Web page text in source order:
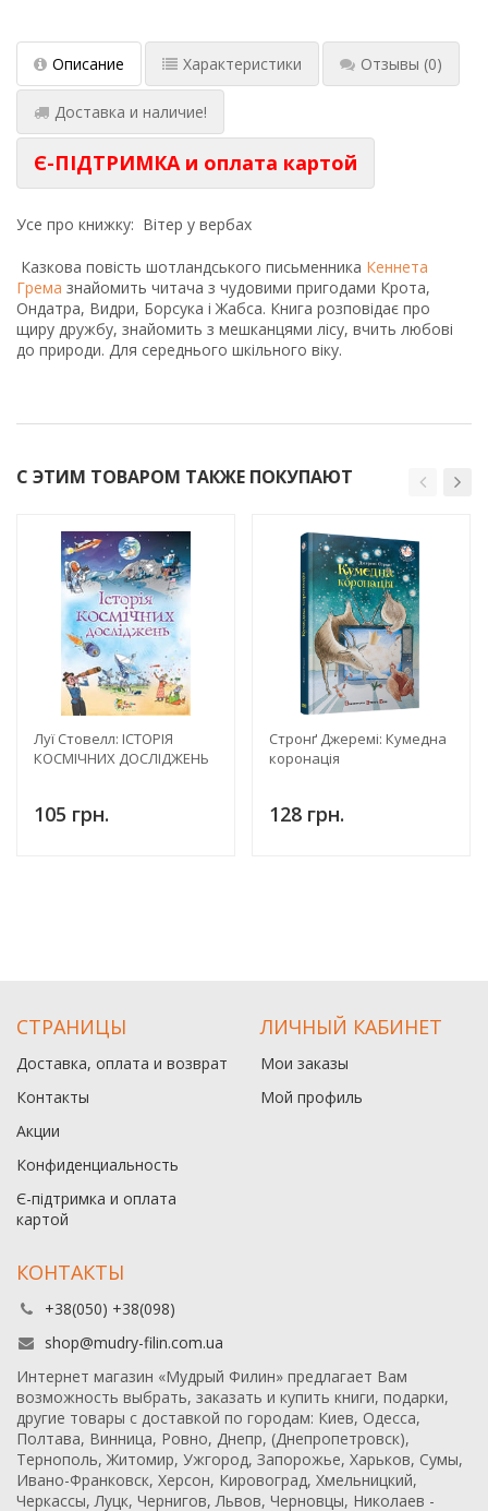
Описание Характеристики Отзывы (0)
Доставка и наличие!
Є-ПІДТРИМКА и оплата картой
Усе про книжку: Вітер у вербах
Казкова повість шотландського письменника Кеннета
Грема знайомить читача з чудовими пригодами Крота,
Ондатра, Видри, Борсука і Жабса. Книга розповідає про
щиру дружбу, знайомить з мешканцями лісу, вчить любові
до природи. Для середнього шкільного віку.
С ЭТИМ ТОВАРОМ ТАКЖЕ ПОКУПАЮТ
Луї Стовелл: ІСТОРІЯ
КОСМІЧНИХ ДОСЛІДЖЕНЬ
105 грн.
Стронґ Джеремі: Кумедна
коронація
128 грн.
СТРАНИЦЫ
Доставка, оплата и возврат
Контакты
Акции
Конфиденциальность
Є-підтримка и оплата
картой
ЛИЧНЫЙ КАБИНЕТ
Мои заказы
Мой профиль
КОНТАКТЫ
+38(050) +38(098)
shop@mudry-filin.com.ua
Интернет магазин «Мудрый Филин» предлагает Вам
возможность выбрать, заказать и купить книги, подарки,
другие товары с доставкой по городам: Киев, Одесса,
Полтава, Винница, Ровно, Днепр, (Днепропетровск),
Тернополь, Житомир, Ужгород, Запорожье, Харьков, Сумы,
Ивано-Франковск, Херсон, Кировоград, Хмельницкий,
Черкассы, Луцк, Чернигов, Львов, Черновцы, Николаев -